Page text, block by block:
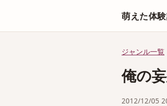
萌えた体
ジャンル一覧
俺の
2012/12/05